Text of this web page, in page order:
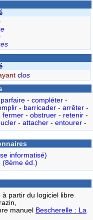
clos
parfaire- compléter-
- barricader- arrêter-
fermer- obstruer- retenir-
- attacher- entourer-
informatisé)
(8ème éd.)
partir du logiciel libre
manuel Bescherelle : La